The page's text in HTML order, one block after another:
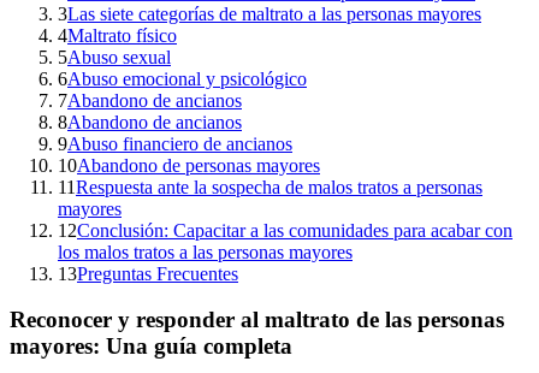
3Las siete categorías de maltrato a las personas mayores
4Maltrato físico
5Abuso sexual
6Abuso emocional y psicológico
7Abandono de ancianos
8Abandono de ancianos
9Abuso financiero de ancianos
10Abandono de personas mayores
11Respuesta ante la sospecha de malos tratos a personas
mayores
12Conclusión: Capacitar a las comunidades para acabar con
los malos tratos a las personas mayores
13Preguntas Frecuentes
Reconocer y responder al maltrato de las personas
mayores: Una guía completa